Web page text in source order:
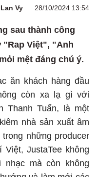
Lan Vy 28/10/2024 13:54
sau thành công
Việt", "Anh
mệt đáng chú ý.
ăn khách hàng đầu
còn xa lạ gì với
Thanh Tuấn, là một
nhà sản xuất âm
những producer
JustaTee không
nhạc mà còn không